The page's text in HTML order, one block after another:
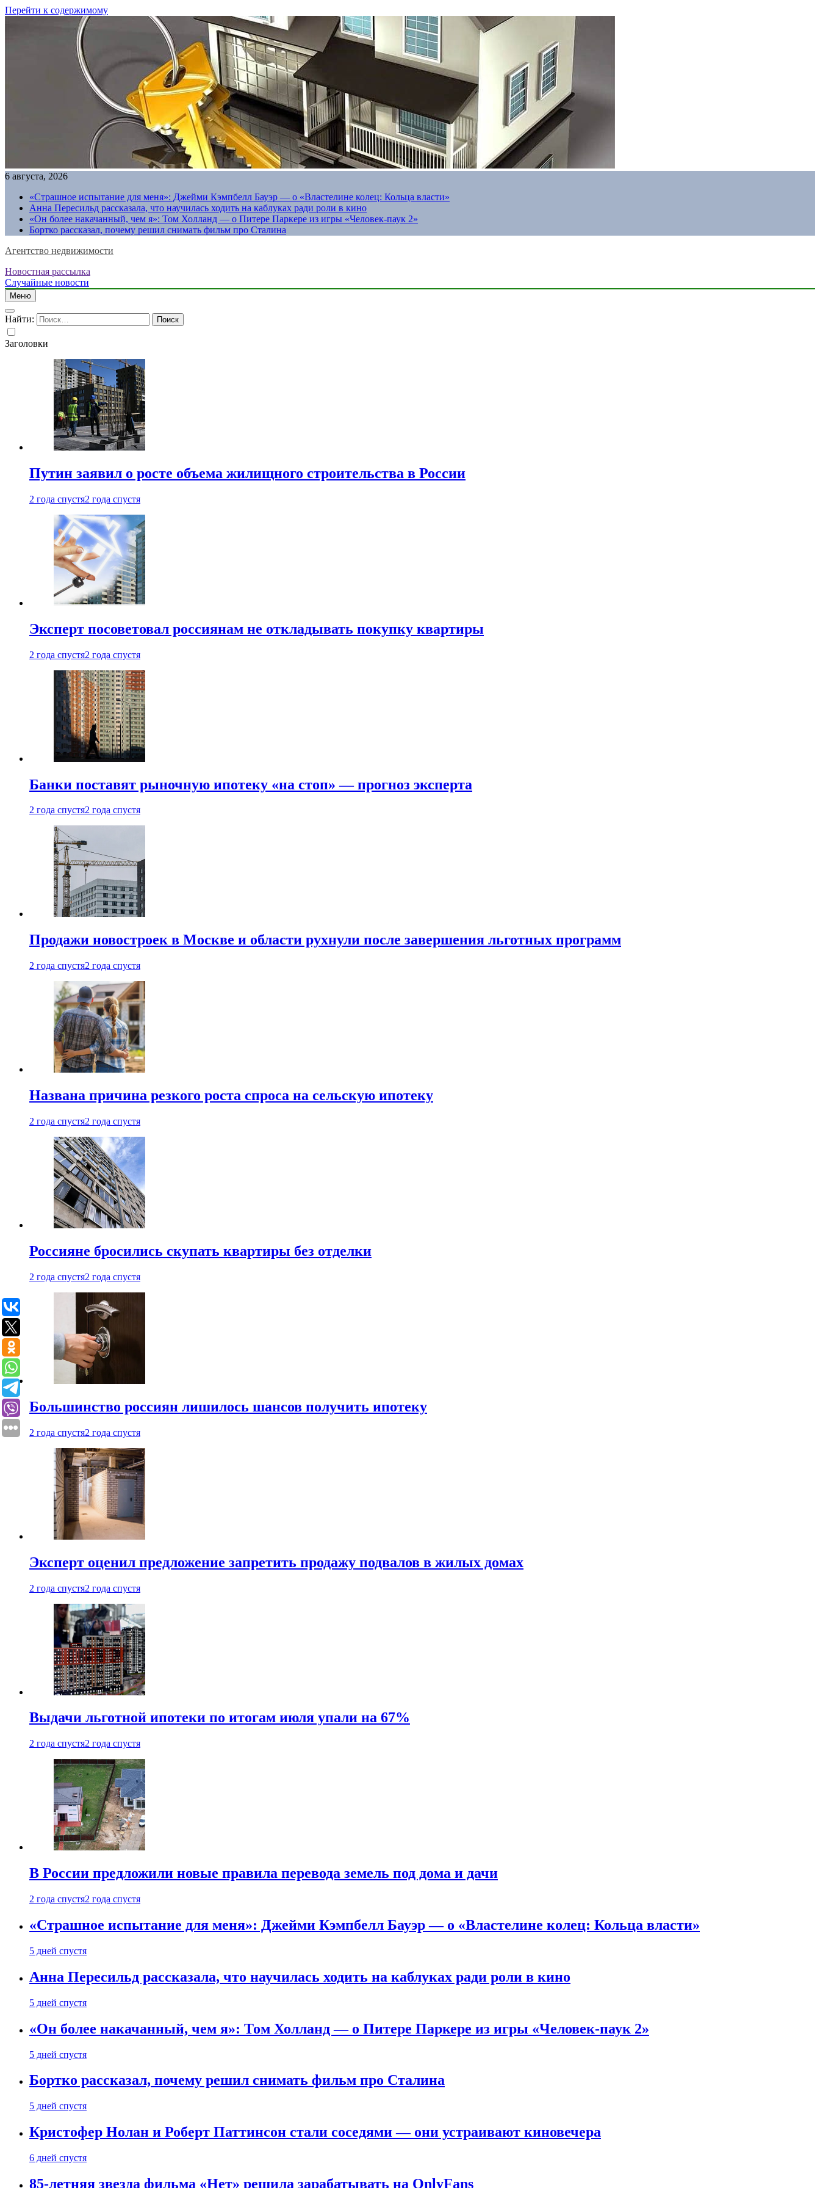
Перейти к содержимому
6 августа, 2026
«Страшное испытание для меня»: Джейми Кэмпбелл Бауэр — о «Властелине колец: Кольца власти»
Анна Пересильд рассказала, что научилась ходить на каблуках ради роли в кино
«Он более накачанный, чем я»: Том Холланд — о Питере Паркере из игры «Человек-паук 2»
Бортко рассказал, почему решил снимать фильм про Сталина
Агентство недвижимости
Новостная рассылка
Случайные новости
Меню
Найти:
Заголовки
Путин заявил о росте объема жилищного строительства в России
2 года спустя2 года спустя
Эксперт посоветовал россиянам не откладывать покупку квартиры
2 года спустя2 года спустя
Банки поставят рыночную ипотеку «на стоп» — прогноз эксперта
2 года спустя2 года спустя
Продажи новостроек в Москве и области рухнули после завершения льготных программ
2 года спустя2 года спустя
Названа причина резкого роста спроса на сельскую ипотеку
2 года спустя2 года спустя
Россияне бросились скупать квартиры без отделки
2 года спустя2 года спустя
Большинство россиян лишилось шансов получить ипотеку
2 года спустя2 года спустя
Эксперт оценил предложение запретить продажу подвалов в жилых домах
2 года спустя2 года спустя
Выдачи льготной ипотеки по итогам июля упали на 67%
2 года спустя2 года спустя
В России предложили новые правила перевода земель под дома и дачи
2 года спустя2 года спустя
«Страшное испытание для меня»: Джейми Кэмпбелл Бауэр — о «Властелине колец: Кольца власти»
5 дней спустя
Анна Пересильд рассказала, что научилась ходить на каблуках ради роли в кино
5 дней спустя
«Он более накачанный, чем я»: Том Холланд — о Питере Паркере из игры «Человек-паук 2»
5 дней спустя
Бортко рассказал, почему решил снимать фильм про Сталина
5 дней спустя
Кристофер Нолан и Роберт Паттинсон стали соседями — они устраивают киновечера
6 дней спустя
85-летняя звезда фильма «Нет» решила зарабатывать на OnlyFans